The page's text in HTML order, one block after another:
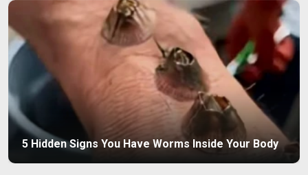
5 Hidden Signs You Have Worms Inside Your Body